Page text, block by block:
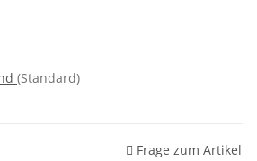
(Standard)
Frage zum Artikel